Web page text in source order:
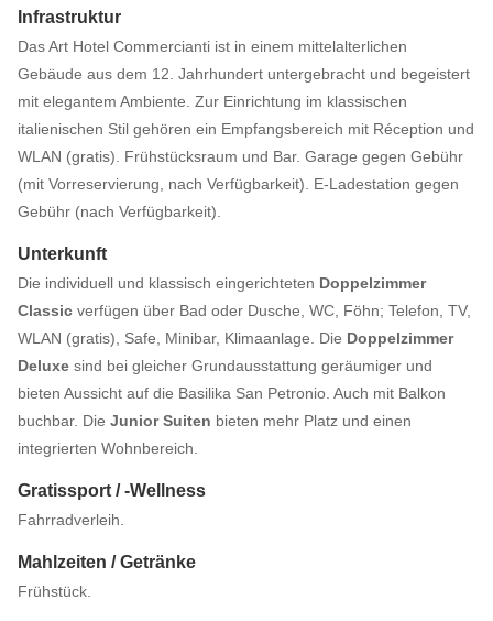
Infrastruktur
Das Art Hotel Commercianti ist in einem mittelalterlichen
Gebäude aus dem 12. Jahrhundert untergebracht und begeistert
mit elegantem Ambiente. Zur Einrichtung im klassischen
italienischen Stil gehören ein Empfangsbereich mit Réception und
WLAN (gratis). Frühstücksraum und Bar. Garage gegen Gebühr
(mit Vorreservierung, nach Verfügbarkeit). E-Ladestation gegen
Gebühr (nach Verfügbarkeit).
Unterkunft
Die individuell und klassisch eingerichteten Doppelzimmer
Classic verfügen über Bad oder Dusche, WC, Föhn; Telefon, TV,
WLAN (gratis), Safe, Minibar, Klimaanlage. Die Doppelzimmer
Deluxe sind bei gleicher Grundausstattung geräumiger und
bieten Aussicht auf die Basilika San Petronio. Auch mit Balkon
buchbar. Die Junior Suiten bieten mehr Platz und einen
integrierten Wohnbereich.
Gratissport / -Wellness
Fahrradverleih.
Mahlzeiten / Getränke
Frühstück.